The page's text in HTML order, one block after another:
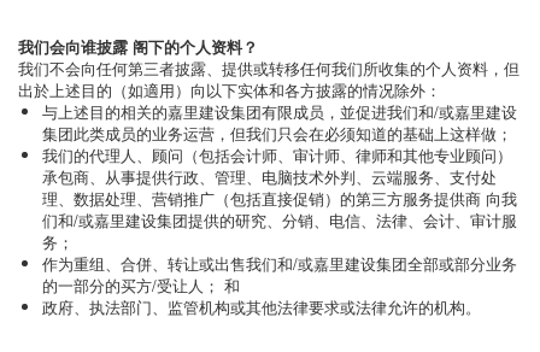
我们会向谁披露 阁下的个人资料？
我们不会向任何第三者披露、提供或转移任何我们所收集的个人资料，但
出於上述目的（如適用）向以下实体和各方披露的情况除外：
与上述目的相关的嘉里建设集团有限成员，並促进我们和/或嘉里建设
集团此类成员的业务运营，但我们只会在必须知道的基础上这样做；
我们的代理人、顾问（包括会计师、审计师、律师和其他专业顾问）
承包商、从事提供行政、管理、电脑技术外判、云端服务、支付处
理、数据处理、营销推广（包括直接促销）的第三方服务提供商 向我
们和/或嘉里建设集团提供的研究、分销、电信、法律、会计、审计服
务；
作为重组、合併、转让或出售我们和/或嘉里建设集团全部或部分业务
的一部分的买方/受让人； 和
政府、执法部门、监管机构或其他法律要求或法律允许的机构。